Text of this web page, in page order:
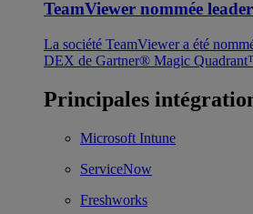
TeamViewer nommée
La société TeamViewer a été
DEX de Gartner® Magic
Principales
Microsoft Intune
ServiceNow
Freshworks